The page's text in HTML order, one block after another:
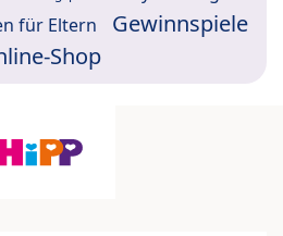
für Eltern
Gewinnspiele
Shop